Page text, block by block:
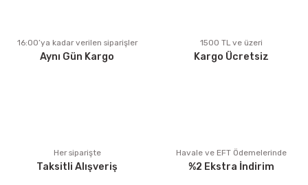
Ürün fiyatı diğer sitelerden daha pahalı.
Bu ürüne benzer farklı alternatifler olmalı.
16:00’ya kadar verilen siparişler
Aynı Gün Kargo
1500 TL ve üzeri
Kargo Ücretsiz
Her siparişte
Taksitli Alışveriş
Havale ve EFT Ödemelerinde
%2 Ekstra İndirim